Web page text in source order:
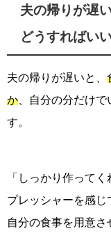
夫の帰りが遅
どうすればい
夫の帰りが遅いと、
か 、自分の分だけ
す。
「しっかり作って
プレッシャーを感じ
自分の食事を用意